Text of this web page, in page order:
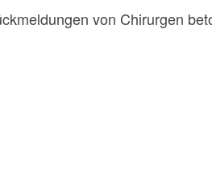
von Chirurgen